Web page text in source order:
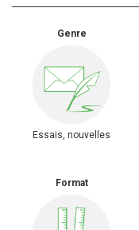
Genre
Essais, nouvelles
Format